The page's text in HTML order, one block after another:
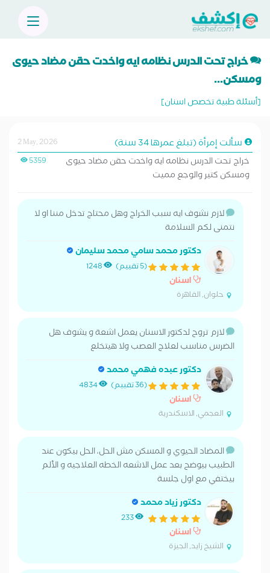
خراج تحت الدرس نظامه ايه واخدت حقن مضاد حيوى
ومسكن...
[أسئلة طبية تخصص اسنان]
سألت إمرأة (تبلغ عمرها 34 سنة)
2 May, 2026
5359
خراج تحت الدرس نظامه ايه واخدت حقن مضاد حيوى
ومسكن كتير والوجع مميت
لازم نشوف ايه سبب الخراج وهل محتاج تدخل مننا او لا
نتمنى لكم السلامة
دكتور محمد سامي محمد سليمان
(5 تقييم) 1248
اسنان
حلوان, القاهرة
لازم تروح لدكتور الاسنان يعمل اشعة و يشوف هل
الضرس مناسب لعلاج العصب ولا هيتخلع
دكتور عبده فهمي محمد
(36 تقييم) 4834
اسنان
العجمي, الاسكندرية
المضاد الحيوي و المسكن مش الحل، الحل بيكون عند
الطبيب بيوضح بعد عمل الاشعه الخطه العلاجيه و الألم
بيختفي مع اول جلسة
دكتور زياد محمد
233
اسنان
الشيخ زايد, الجيزة